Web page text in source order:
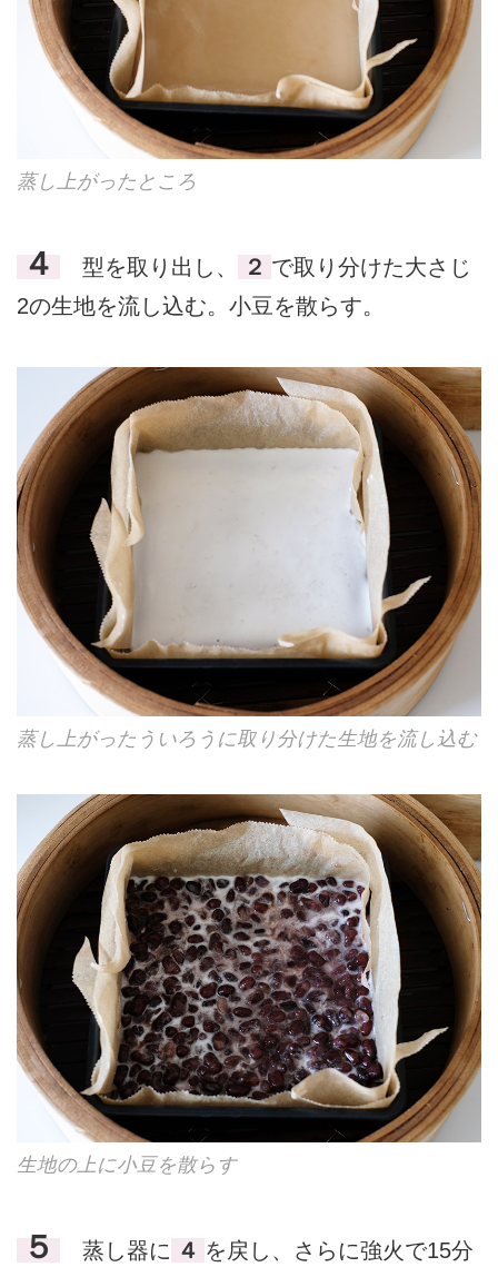
蒸し上がったところ
４ 型を取り出し、 ２ で取り分けた大さじ
2の生地を流し込む。小豆を散らす。
蒸し上がったういろうに取り分けた生地を流し込む
生地の上に小豆を散らす
５ 蒸し器に ４ を戻し、さらに強火で15分